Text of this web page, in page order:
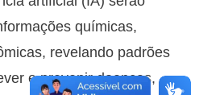
químicas,
revelando padrões
e prevenir doenças,